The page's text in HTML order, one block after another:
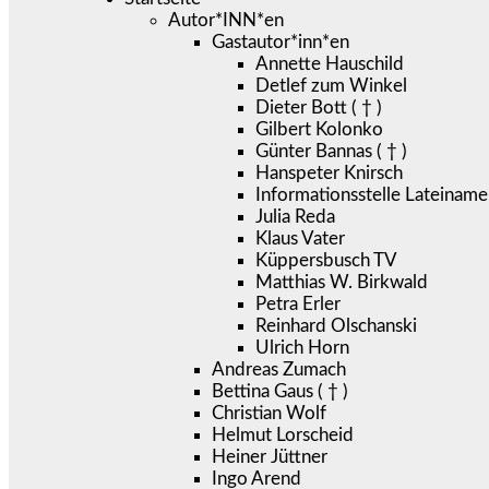
Autor*INN*en
Gastautor*inn*en
Annette Hauschild
Detlef zum Winkel
Dieter Bott ( † )
Gilbert Kolonko
Günter Bannas ( † )
Hanspeter Knirsch
Informationsstelle
Julia Reda
Klaus Vater
Küppersbusch TV
Matthias W. Birkwald
Petra Erler
Reinhard Olschanski
Ulrich Horn
Andreas Zumach
Bettina Gaus ( † )
Christian Wolf
Helmut Lorscheid
Heiner Jüttner
Ingo Arend